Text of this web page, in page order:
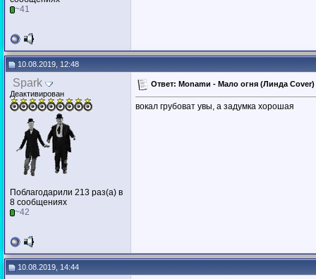
~41
10.08.2019, 12:48
Spark
Деактивирован
Поблагодарили 213 раз(а) в
8 сообщениях
~42
Ответ: Monamи - Мало огня (Линда
вокал грубоват увы, а задумка хорошая
10.08.2019, 14:44